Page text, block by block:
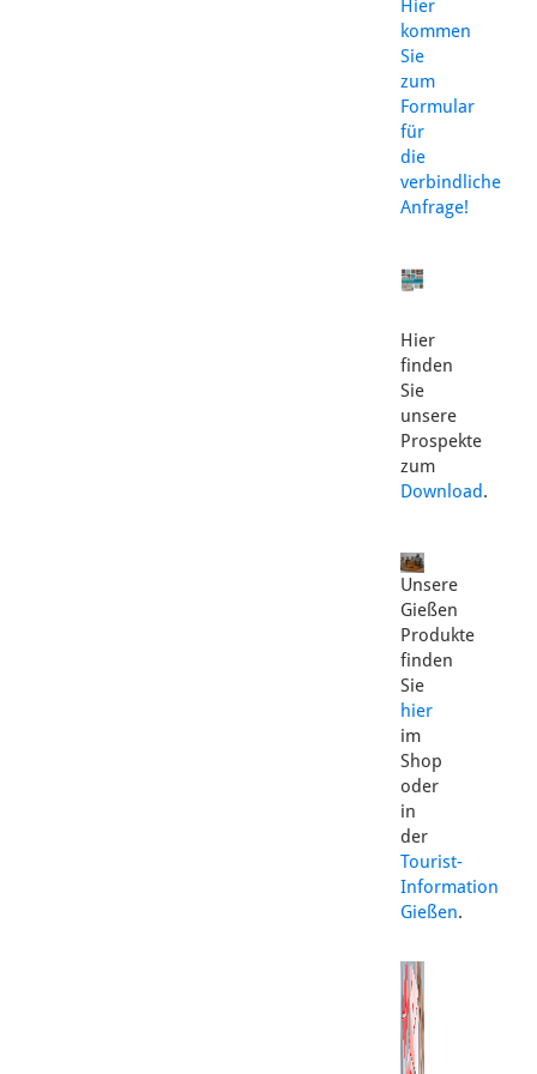
Hier
kommen
Sie
zum
Formular
für
die
verbindliche
Anfrage!
Hier
finden
Sie
unsere
Prospekte
zum
Download.
Unsere
Gießen
Produkte
finden
Sie
hier
im
Shop
oder
in
der
Tourist-
Information
Gießen.